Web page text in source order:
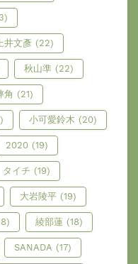
上井文彥 (22)
秋山準 (22)
角 (21)
小可愛鈴木 (20)
2020 (19)
タイチ (19)
大岩陵平 (19)
綾部蓮 (18)
SANADA (17)